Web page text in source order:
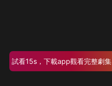
試看15s，下載app觀看完整劇集